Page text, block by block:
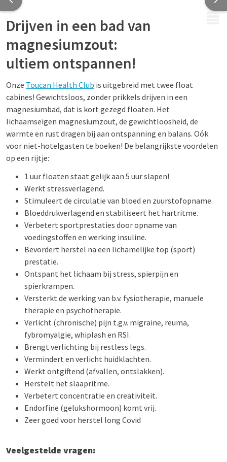
Drijven in een bad van
magnesiumzout:
ultiem ontspannen!
Onze Toucan Health Club is uitgebreid met twee float
cabines! Gewichtsloos, zonder prikkels drijven in een
magnesiumbad, dat is kort gezegd floaten. Het
lichaamseigen magnesiumzout, de gewichtloosheid, de
warmte en rust dragen bij aan ontspanning en balans. Oók
voor niet-hotelgasten te boeken! De belangrijkste voordelen
op een rijtje:
1 uur floaten staat gelijk aan 5 uur slapen!
Werkt stressverlagend.
Stimuleert de circulatie van bloed en zuurstofopname.
Bloeddrukverlagend en stabiliseert het hartritme.
Verbetert sportprestaties door opname van
voedingstoffen en werking insuline.
Bevordert herstel na een lichamelijke top (sport)
prestatie.
Ontspant het lichaam bij stress, spierpijn en
spierkrampen.
Versterkt de werking van b.v. fysiotherapie, manuele
therapie en psychotherapie.
Verlicht (chronische) pijn t.g.v. migraine, reuma,
fybromyalgie, whiplash en RSI.
Brengt verlichting bij restless legs.
Vermindert en verlicht huidklachten.
Werkt ontgiftend (afvallen, ontslakken).
Herstelt het slaapritme.
Verbetert concentratie en creativiteit.
Endorfine (gelukshormoon) komt vrij.
Zeer goed voor herstel long Covid
Veelgestelde vragen: